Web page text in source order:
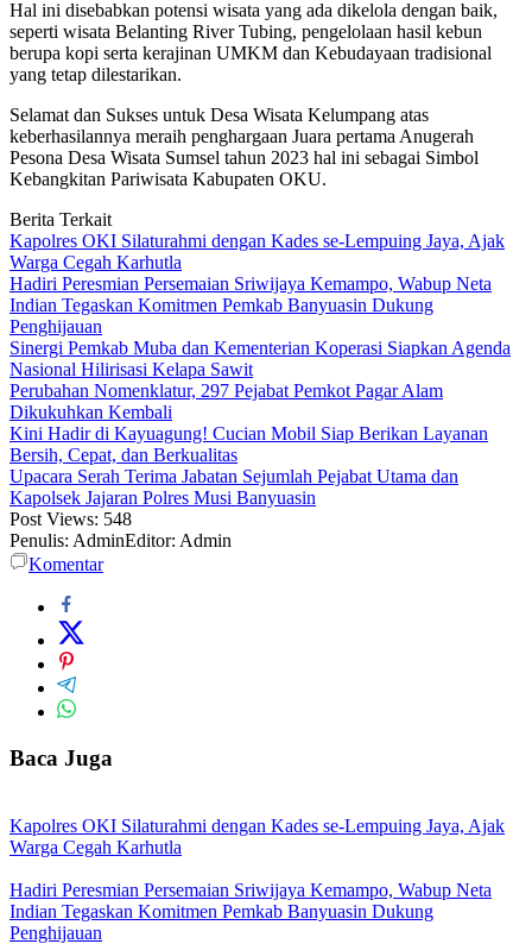
Hal ini disebabkan potensi wisata yang ada dikelola dengan baik,
seperti wisata Belanting River Tubing, pengelolaan hasil kebun
berupa kopi serta kerajinan UMKM dan Kebudayaan tradisional
yang tetap dilestarikan.
Selamat dan Sukses untuk Desa Wisata Kelumpang atas
keberhasilannya meraih penghargaan Juara pertama Anugerah
Pesona Desa Wisata Sumsel tahun 2023 hal ini sebagai Simbol
Kebangkitan Pariwisata Kabupaten OKU.
Berita Terkait
Kapolres OKI Silaturahmi dengan Kades se-Lempuing Jaya, Ajak
Warga Cegah Karhutla
Hadiri Peresmian Persemaian Sriwijaya Kemampo, Wabup Neta
Indian Tegaskan Komitmen Pemkab Banyuasin Dukung
Penghijauan
Sinergi Pemkab Muba dan Kementerian Koperasi Siapkan Agenda
Nasional Hilirisasi Kelapa Sawit
Perubahan Nomenklatur, 297 Pejabat Pemkot Pagar Alam
Dikukuhkan Kembali
Kini Hadir di Kayuagung! Cucian Mobil Siap Berikan Layanan
Bersih, Cepat, dan Berkualitas
Upacara Serah Terima Jabatan Sejumlah Pejabat Utama dan
Kapolsek Jajaran Polres Musi Banyuasin
Post Views: 548
Penulis: AdminEditor: Admin
Komentar
Baca Juga
Kapolres OKI Silaturahmi dengan Kades se-Lempuing Jaya, Ajak
Warga Cegah Karhutla
Hadiri Peresmian Persemaian Sriwijaya Kemampo, Wabup Neta
Indian Tegaskan Komitmen Pemkab Banyuasin Dukung
Penghijauan